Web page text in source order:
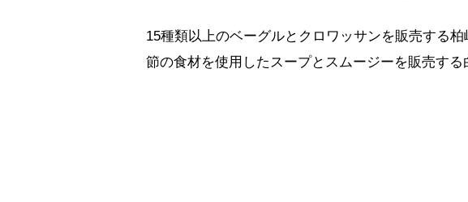
15種類以上のベーグルとクロワッサンを販売する
節の食材を使用したスープとスムージーを販売する